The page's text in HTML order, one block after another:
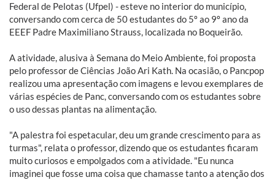
Federal de Pelotas (Ufpel) - esteve no interior do município,
conversando com cerca de 50 estudantes do 5º ao 9º ano da
EEEF Padre Maximiliano Strauss, localizada no Boqueirão.
A atividade, alusiva à Semana do Meio Ambiente, foi proposta
pelo professor de Ciências João Ari Kath. Na ocasião, o Pancpop
realizou uma apresentação com imagens e levou exemplares de
várias espécies de Panc, conversando com os estudantes sobre
o uso dessas plantas na alimentação.
"A palestra foi espetacular, deu um grande crescimento para as
turmas", relata o professor, dizendo que os estudantes ficaram
muito curiosos e empolgados com a atividade. "Eu nunca
imaginei que fosse uma coisa que chamasse tanto a atenção dos